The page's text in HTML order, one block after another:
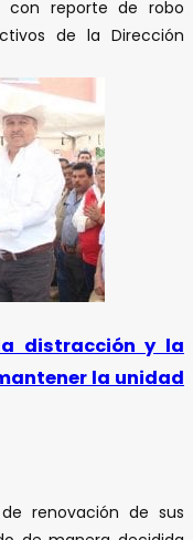
con reporte de robo
de la Dirección
distracción y la
la unidad
renovación de sus